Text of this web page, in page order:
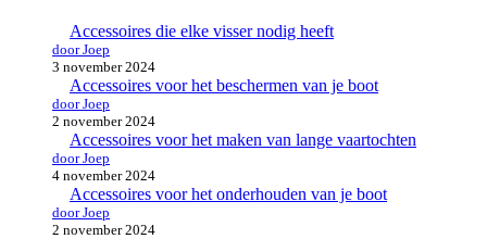
Accessoires die elke visser nodig heeft
door Joep
3 november 2024
Accessoires voor het beschermen van je boot
door Joep
2 november 2024
Accessoires voor het maken van lange vaartochten
door Joep
4 november 2024
Accessoires voor het onderhouden van je boot
door Joep
2 november 2024